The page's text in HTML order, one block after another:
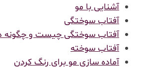
آشنایی با مو
آفتاب سوختگی
آفتاب سوختگی چیست و چگونه
آفتاب سوخته
آماده سازی مو برای رنگ کردن